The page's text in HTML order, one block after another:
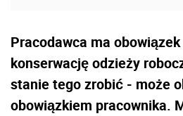
Pracodawca ma
konserwację odzieży
stanie tego zrobić - może
obowiązkiem pracownika.